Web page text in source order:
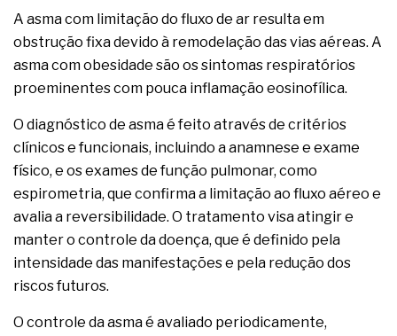
A asma com limitação do fluxo de ar resulta em
obstrução fixa devido à remodelação das vias aéreas. A
asma com obesidade são os sintomas respiratórios
proeminentes com pouca inflamação eosinofílica.
O diagnóstico de asma é feito através de critérios
clínicos e funcionais, incluindo a anamnese e exame
físico, e os exames de função pulmonar, como
espirometria, que confirma a limitação ao fluxo aéreo e
avalia a reversibilidade. O tratamento visa atingir e
manter o controle da doença, que é definido pela
intensidade das manifestações e pela redução dos
riscos futuros.
O controle da asma é avaliado periodicamente,